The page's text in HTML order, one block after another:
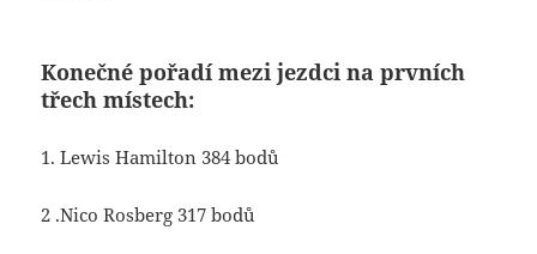
Konečné pořadí mezi jezdci na prvních
třech místech:
1. Lewis Hamilton 384 bodů
2 .Nico Rosberg 317 bodů